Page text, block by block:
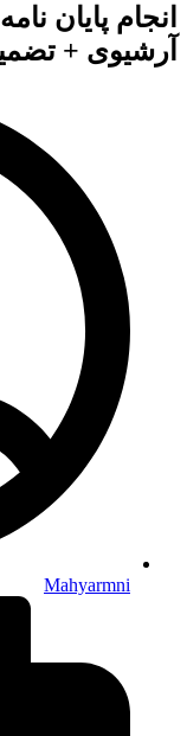
انجام پایان
آرشیوی +
Mahyarmni